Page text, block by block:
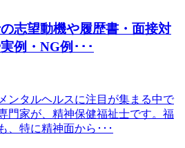
志望動機や履歴書・面接対
例・NG例･･･
ンタルヘルスに注目が集まる中で
門家が、精神保健福祉士です。福
、特に精神面から･･･